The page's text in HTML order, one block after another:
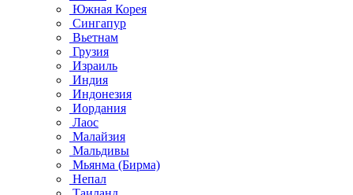
Южная Корея
Сингапур
Вьетнам
Грузия
Израиль
Индия
Индонезия
Иордания
Лаос
Малайзия
Мальдивы
Мьянма (Бирма)
Непал